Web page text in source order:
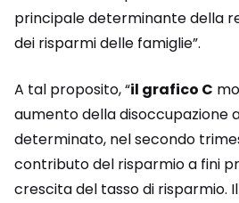
principale determinante della
dei risparmi delle famiglie”.
A tal proposito, “il grafico C
aumento della disoccupazione
determinato, nel secondo
contributo del risparmio a fini
crescita del tasso di risparmio.